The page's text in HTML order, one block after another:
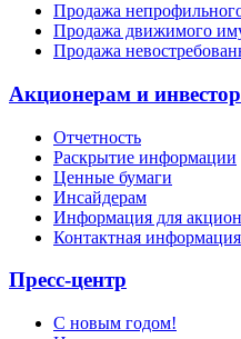
Продажа
Продажа движимого
Продажа
Акционерам и
Отчетность
Раскрытие информации
Ценные бумаги
Инсайдерам
Информация для
Контактная информация
Пресс-центр
С новым годом!